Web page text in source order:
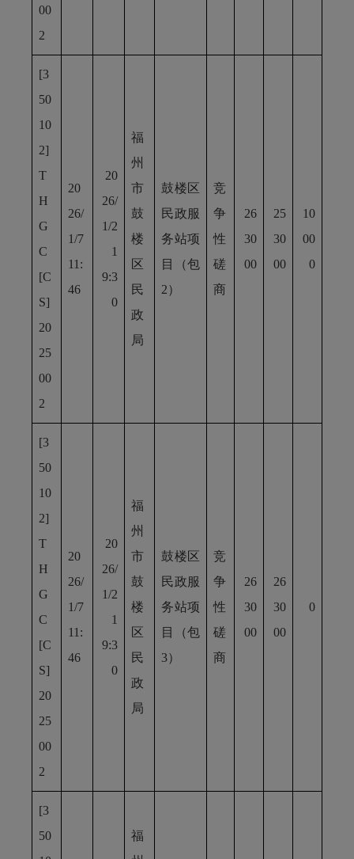
00
2
[3
50
10
2]
T
H
G
C
[C
S]
20
25
00
2
20
26/
1/7
11:
46
20
26/
1/2
1
9:3
0
福
州
市
鼓
楼
区
民
政
局
鼓楼区
民政服
务站项
目（包
2）
竞
争
性
磋
商
26
30
00
25
30
00
10
00
0
[3
50
10
2]
T
H
G
C
[C
S]
20
25
00
2
20
26/
1/7
11:
46
20
26/
1/2
1
9:3
0
福
州
市
鼓
楼
区
民
政
局
鼓楼区
民政服
务站项
目（包
3）
竞
争
性
磋
商
26
30
00
26
30
00
0
[3
50
福